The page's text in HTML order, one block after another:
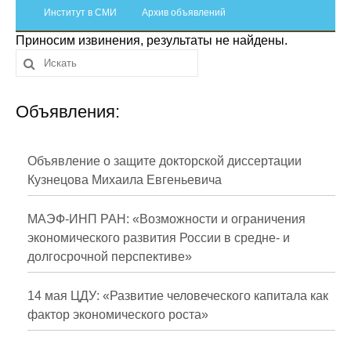
Отчетность
Противодействие коррупции
Материалы для СМИ
Публикации
Научная жизнь
Проблемы прогнозирования
О журнале
Номера журналов
Институт в СМИ Архив объявлений
Приносим извинения, результаты не найдены.
Объявления:
Объявление о защите докторской диссертации
Кузнецова Михаила Евгеньевича
МАЭФ-ИНП РАН: «Возможности и ограничения
экономического развития России в средне- и
долгосрочной перспективе»
14 мая ЦДУ: «Развитие человеческого капитала как
фактор экономического роста»